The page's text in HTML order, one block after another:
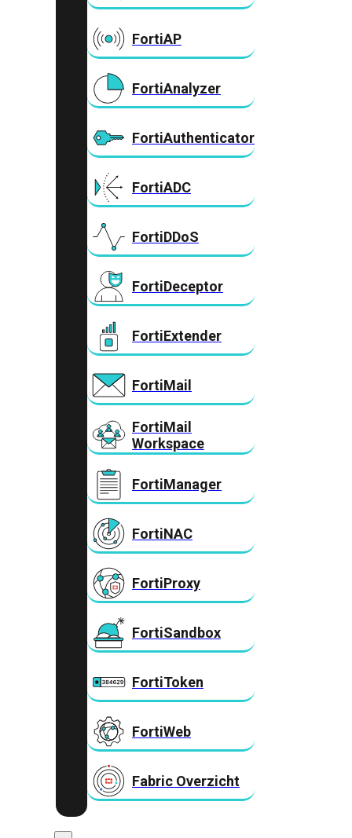
FortiAP
FortiAnalyzer
FortiAuthenticator
FortiADC
FortiDDoS
FortiDeceptor
FortiExtender
FortiMail
FortiMail
Workspace
FortiManager
FortiNAC
FortiProxy
FortiSandbox
FortiToken
FortiWeb
Fabric Overzicht